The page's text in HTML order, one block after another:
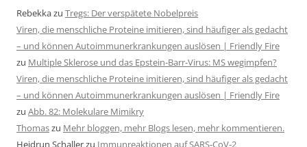
Rebekkazu Tregs: Der verspätete Nobelpreis
Viren, die menschliche Proteine imitieren, sind häufiger als gedacht
– und können Autoimmunerkrankungen auslösen | Friendly Fire
zu Multiple Sklerose und das Epstein-Barr-Virus: MS wegimpfen?
Viren, die menschliche Proteine imitieren, sind häufiger als gedacht
– und können Autoimmunerkrankungen auslösen | Friendly Fire
zu Abb. 82: Molekulare Mimikry
Thomaszu Mehr bloggen, mehr Blogs lesen, mehr kommentieren.